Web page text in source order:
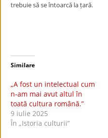
trebuie să se întoarcă la țară.
Similare
„A fost un intelectual cum
n-am mai avut altul în
toată cultura română.”
9 iulie 2025
În „Istoria culturii”